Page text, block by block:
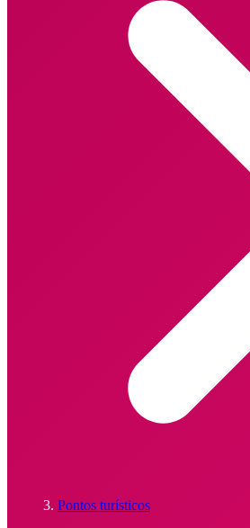
Pontos turísticos